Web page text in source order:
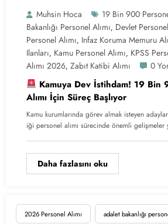
2026 Personel Alımı adalet bakanlığı
Muhsin Hoca 19 Bin 900
Bakanlığı Personel Alımı, Devlet
Personel Alımı, Infaz Koruma Memuru
Ilanları, Kamu Personel Alımı, KPSS
Alımı 2026, Zabıt Katibi Alımı 0
Kamuya Dev İstihdam! 19 Bin
Alımı İçin Süreç Başlıyor
Kamu kurumlarında görev almak isteyen
iği personel alımı sürecinde önemli gelişmeler
Daha fazlasını oku